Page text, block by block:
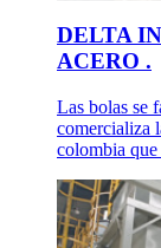
DELTA
ACERO .
Las bolas se
comercializa
colombia